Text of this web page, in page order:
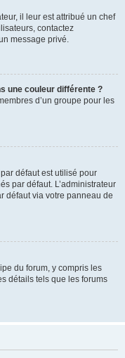
il leur est attribué un chef
contactez
message privé.
une couleur différente ?
d’un groupe pour les
défaut est utilisé pour
par défaut. L’administrateur
défaut via votre panneau de
du forum, y compris les
détails tels que les forums